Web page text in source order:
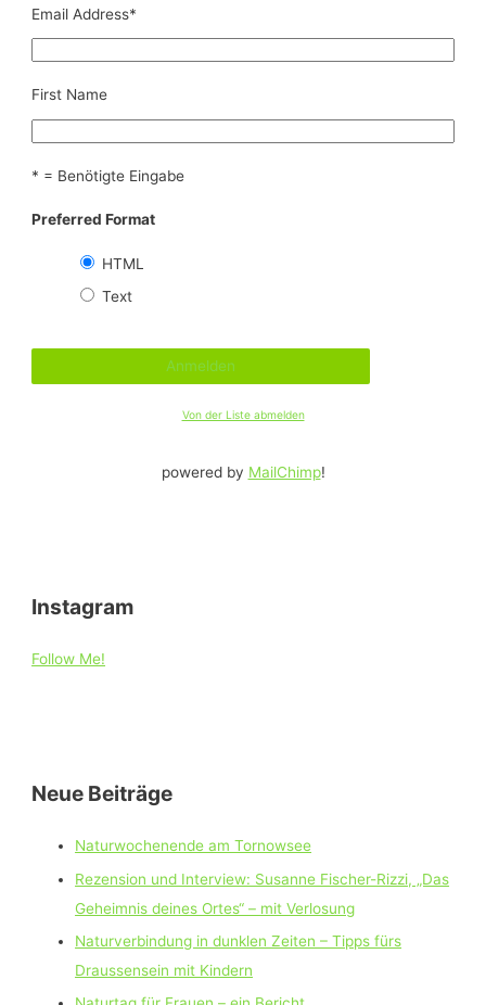
Email Address*
First Name
* = Benötigte Eingabe
Preferred Format
HTML
Text
Von der Liste abmelden
powered by MailChimp!
Instagram
Follow Me!
Neue Beiträge
Naturwochenende am Tornowsee
Rezension und Interview: Susanne Fischer-Rizzi, „Das
Geheimnis deines Ortes“ – mit Verlosung
Naturverbindung in dunklen Zeiten – Tipps fürs
Draussensein mit Kindern